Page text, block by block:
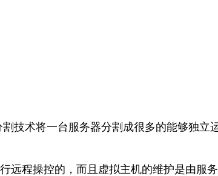
技术将一台服务器分割成很多的能够独立
远程操控的，而且虚拟主机的维护是由服